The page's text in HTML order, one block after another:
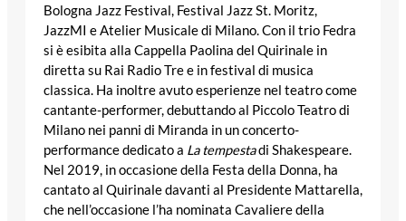
Bologna Jazz Festival, Festival Jazz St. Moritz,
JazzMI e Atelier Musicale di Milano. Con il trio Fedra
si è esibita alla Cappella Paolina del Quirinale in
diretta su Rai Radio Tre e in festival di musica
classica. Ha inoltre avuto esperienze nel teatro come
cantante-performer, debuttando al Piccolo Teatro di
Milano nei panni di Miranda in un concerto-
performance dedicato a La tempestadi Shakespeare.
Nel 2019, in occasione della Festa della Donna, ha
cantato al Quirinale davanti al Presidente Mattarella,
che nell’occasione l’ha nominata Cavaliere della